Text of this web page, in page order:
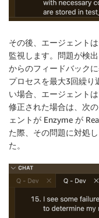
その後、エージェント
監視します。問題が検
からのフィードバック
プロセスを最大3回繰り
い場合、エージェント
修正された場合は、次
ェントが Enzyme が
た際、その問題に対処
た。